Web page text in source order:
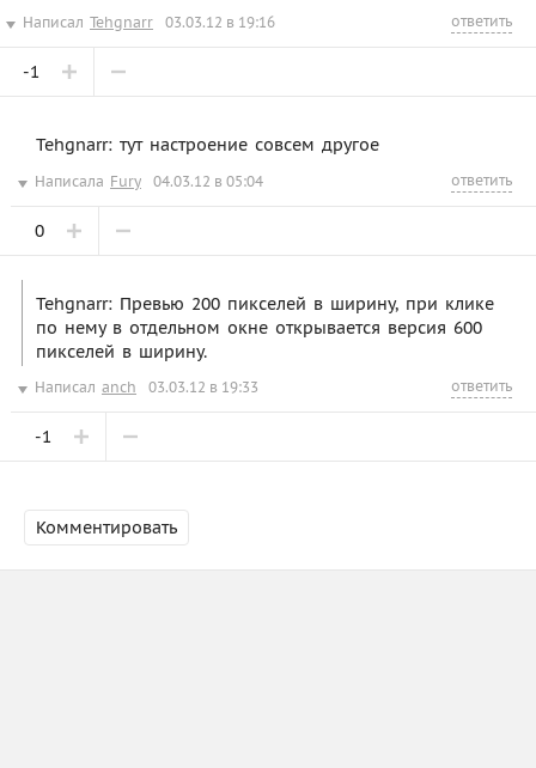
Написал Tehgnarr 03.03.12 в 19:16 ответить
-1
Tehgnarr: тут настроение совсем другое
Написала Fury 04.03.12 в 05:04 ответить
0
Tehgnarr: Превью 200 пикселей в ширину, при клике
по нему в отдельном окне открывается версия 600
пикселей в ширину.
Написал anch 03.03.12 в 19:33 ответить
-1
Комментировать